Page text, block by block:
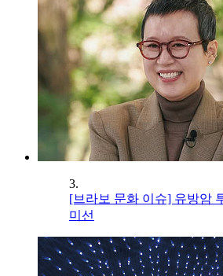
3.
[브라보 문화 이슈] 유방암
미선